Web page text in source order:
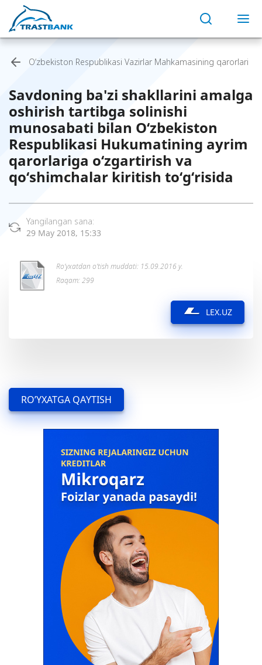
O‘zbekiston Respublikasi Vazirlar Mahkamasining qarorlari
Savdoning ba'zi shakllarini amalga
oshirish tartibga solinishi
munosabati bilan O‘zbekiston
Respublikasi Hukumatining ayrim
qarorlariga o‘zgartirish va
qo‘shimchalar kiritish to‘g‘risida
Yangilangan sana:
29 May 2018, 15:33
Ro’yxatdan o’tish muddati: 15.09.2016 y.
Raqam: 299
LEX.UZ
RO’YXATGA QAYTISH